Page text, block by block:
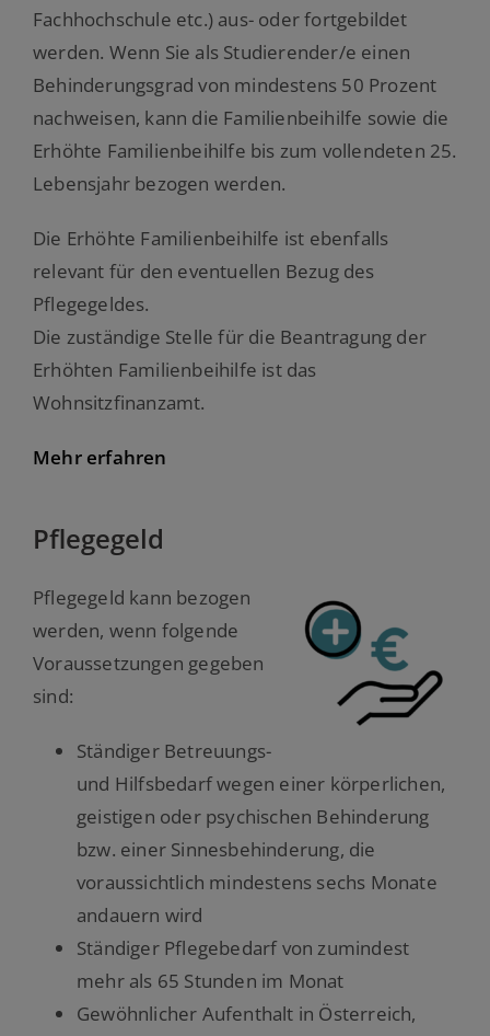
Fachhochschule etc.) aus- oder fortgebildet
werden. Wenn Sie als Studierender/e einen
Behinderungsgrad von mindestens 50 Prozent
nachweisen, kann die Familienbeihilfe sowie die
Erhöhte Familienbeihilfe bis zum vollendeten 25.
Lebensjahr bezogen werden.
Die Erhöhte Familienbeihilfe ist ebenfalls
relevant für den eventuellen Bezug des
Pflegegeldes.
Die zuständige Stelle für die Beantragung der
Erhöhten Familienbeihilfe ist das
Wohnsitzfinanzamt.
Mehr erfahren
Pflegegeld
Pflegegeld kann bezogen
werden, wenn folgende
Voraussetzungen gegeben
sind:
Ständiger Betreuungs-
und Hilfsbedarf wegen einer körperlichen,
geistigen oder psychischen Behinderung
bzw. einer Sinnesbehinderung, die
voraussichtlich mindestens sechs Monate
andauern wird
Ständiger Pflegebedarf von zumindest
mehr als 65 Stunden im Monat
Gewöhnlicher Aufenthalt in Österreich,